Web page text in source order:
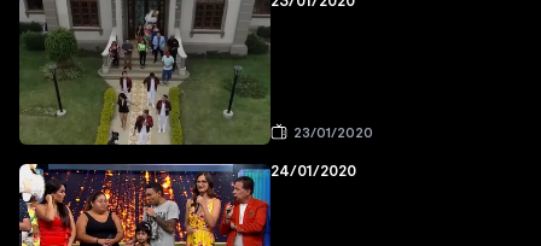
23/01/2020
24/01/2020